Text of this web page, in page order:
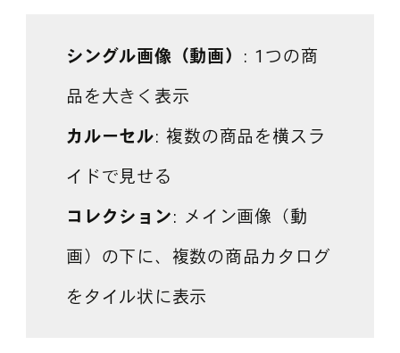
シングル画像（動画） : 1つの商
品を大きく表示
カルーセル: 複数の商品を横スラ
イドで見せる
コレクション : メイン画像（動
画）の下に、複数の商品カタログ
をタイル状に表示